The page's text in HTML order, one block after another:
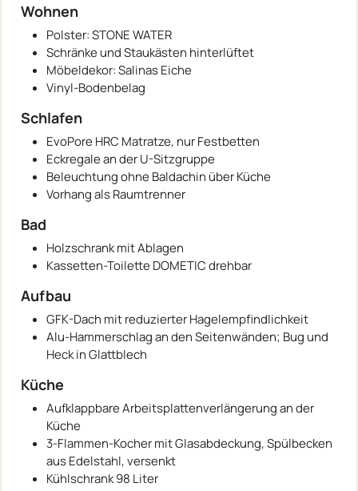
Wohnen
Polster: STONE WATER
Schränke und Staukästen hinterlüftet
Möbeldekor: Salinas Eiche
Vinyl-Bodenbelag
Schlafen
EvoPore HRC Matratze, nur Festbetten
Eckregale an der U-Sitzgruppe
Beleuchtung ohne Baldachin über Küche
Vorhang als Raumtrenner
Bad
Holzschrank mit Ablagen
Kassetten-Toilette DOMETIC drehbar
Aufbau
GFK-Dach mit reduzierter Hagelempfindlichkeit
Alu-Hammerschlag an den Seitenwänden; Bug und
Heck in Glattblech
Küche
Aufklappbare Arbeitsplattenverlängerung an der
Küche
3-Flammen-Kocher mit Glasabdeckung, Spülbecken
aus Edelstahl, versenkt
Kühlschrank 98 Liter